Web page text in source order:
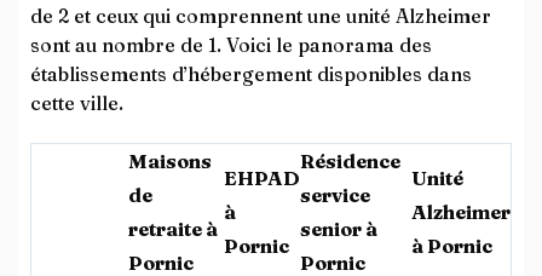
de 2 et ceux qui comprennent une unité Alzheimer
sont au nombre de 1. Voici le panorama des
établissements d’hébergement disponibles dans
cette ville.
Maisons
de
retraite à
Pornic
EHPAD
à
Pornic
Résidence
service
senior à
Pornic
Unité
Alzheimer
à Pornic